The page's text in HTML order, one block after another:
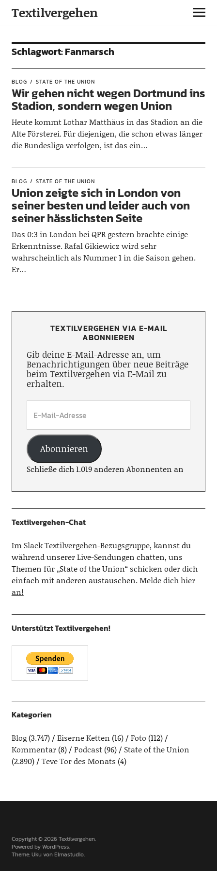
Textilvergehen
Schlagwort:Fanmarsch
BLOG STATE OF THE UNION
Wir gehen nicht wegen Dortmund ins
Stadion, sondern wegen Union
Heute kommt Lothar Matthäus in das Stadion an die
Alte Försterei. Für diejenigen, die schon etwas länger
die Bundesliga verfolgen, ist das ein…
BLOG STATE OF THE UNION
Union zeigte sich in London von
seiner besten und leider auch von
seiner hässlichsten Seite
Das 0:3 in London bei QPR gestern brachte einige
Erkenntnisse. Rafal Gikiewicz wird sehr
wahrscheinlich als Nummer 1 in die Saison gehen.
Er…
TEXTILVERGEHEN VIA E-MAIL
ABONNIEREN
Gib deine E-Mail-Adresse an, um
Benachrichtigungen über neue Beiträge
beim Textilvergehen via E-Mail zu
erhalten.
Abonnieren
Schließe dich 1.019 anderen Abonnenten an
Textilvergehen-Chat
Im Slack Textilvergehen-Bezugsgruppe, kannst du
während unserer Live-Sendungen chatten, uns
Themen für „State of the Union“ schicken oder dich
einfach mit anderen austauschen.Melde dich hier
an!
Unterstützt Textilvergehen!
Kategorien
Blog(3.747) Eiserne Ketten (16) Foto (112)
Kommentar(8) Podcast(96)
State of the Union
(2.890)
Teve Tor des Monats (4)
Copyright © 2026 Textilvergehen
Powered byWordPress
Theme: Uku vonElmastudio